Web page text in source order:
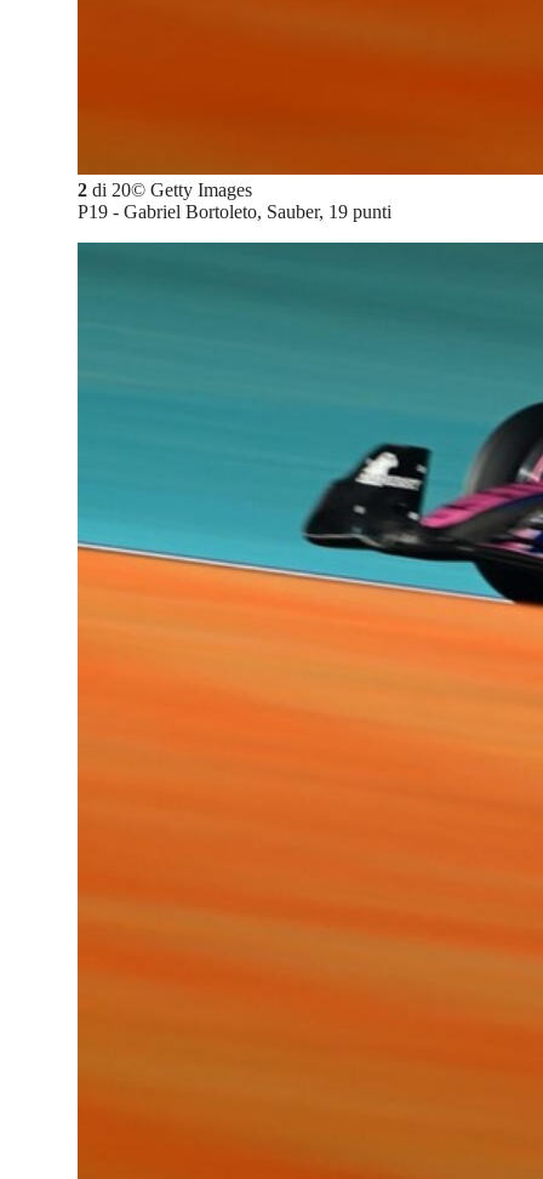
2 di 20© Getty Images
P19 - Gabriel Bortoleto, Sauber, 19 punti